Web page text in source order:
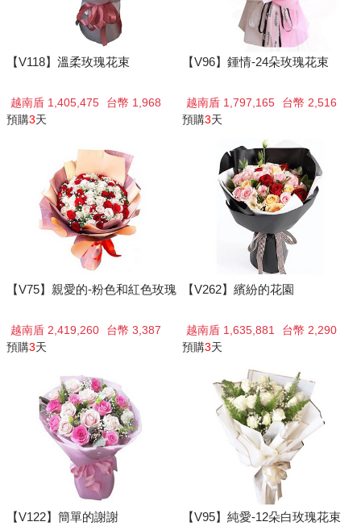
【V118】溫柔玫瑰花束
越南盾 1,405,475
台幣 1,968
預購3天
【V96】鍾情-24朵玫瑰花束
越南盾 1,797,165
台幣 2,516
預購3天
【V75】親愛的-粉色和紅色玫瑰
越南盾 2,419,260
台幣 3,387
預購3天
【V262】繽紛的花園
越南盾 1,635,881
台幣 2,290
預購3天
【V122】簡單的謝謝 【V95】純愛-12朵白玫瑰花束